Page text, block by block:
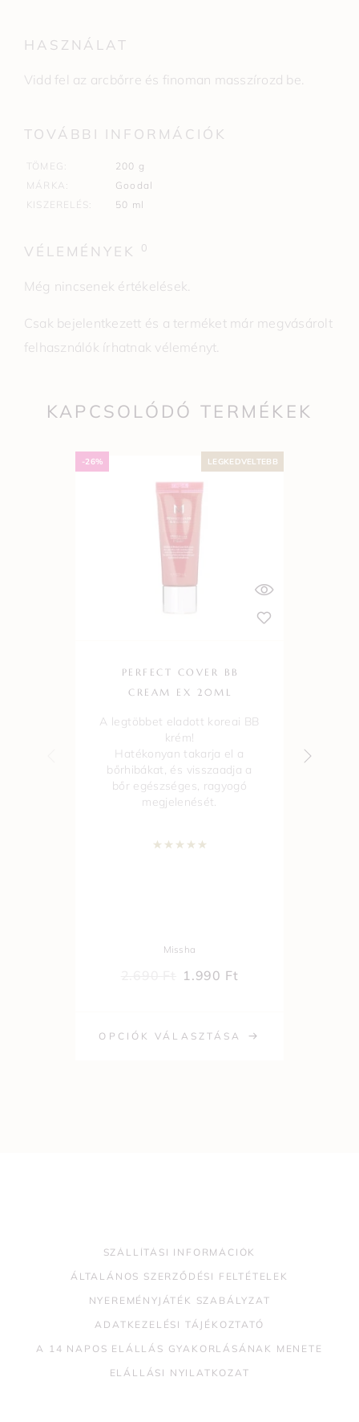
HASZNÁLAT
Vidd fel az arcbőrre és finoman masszírozd be.
TOVÁBBI INFORMÁCIÓK
TÖMEG
200 g
MÁRKA
Goodal
KISZERELÉS
50 ml
VÉLEMÉNYEK 0
Még nincsenek értékelések.
Csak bejelentkezett és a terméket már megvásárolt
felhasználók írhatnak véleményt.
KAPCSOLÓDÓ TERMÉKEK
LEGKEDVELTEBB
-26%
OPCIÓK VÁLASZTÁSA
PERFECT COVER BB
CREAM EX 20ML
A legtöbbet eladott koreai BB
krém!
Hatékonyan takarja el a
bőrhibákat, és visszaadja a
bőr egészséges, ragyogó
megjelenését.
Missha
1.990 Ft
SZÁLLÍTÁSI INFORMÁCIÓK
ÁLTALÁNOS SZERZŐDÉSI FELTÉTELEK
NYEREMÉNYJÁTÉK SZABÁLYZAT
ADATKEZELÉSI TÁJÉKOZTATÓ
A 14 NAPOS ELÁLLÁS GYAKORLÁSÁNAK MENETE
ELÁLLÁSI NYILATKOZAT